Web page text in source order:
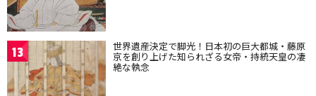
13 世界遺産決定で脚光！日本初の巨大都城・藤原
京を創り上げた知られざる女帝・持統天皇の凄
絶な執念